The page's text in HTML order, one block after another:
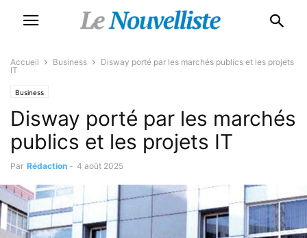
Accueil Business
Disway porté par les marchés publics et les projets
IT
Business
Disway porté par les marchés
publics et les projets IT
Par Rédaction - 4 août 2025